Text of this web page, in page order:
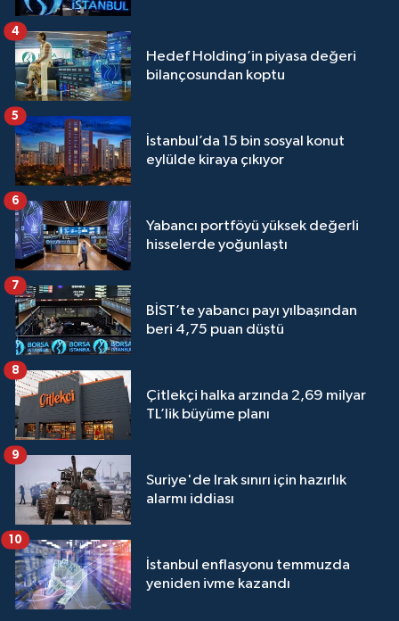
Hedef Holding’in piyasa değeri
bilançosundan koptu
4
İstanbul’da 15 bin sosyal konut
eylülde kiraya çıkıyor
5
Yabancı portföyü yüksek değerli
hisselerde yoğunlaştı
6
BİST’te yabancı payı yılbaşından
beri 4,75 puan düştü
7
Çitlekçi halka arzında 2,69 milyar
TL’lik büyüme planı
8
Suriye'de Irak sınırı için hazırlık
alarmı iddiası
9
İstanbul enflasyonu temmuzda
yeniden ivme kazandı
10